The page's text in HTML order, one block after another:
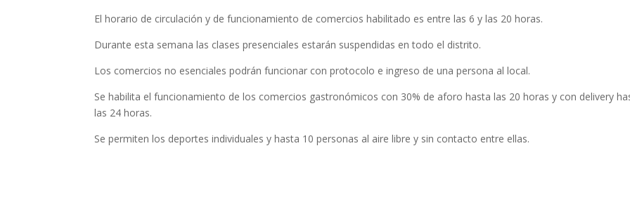
El horario de circulación y de funcionamiento de comercios habilitado es entre las 6 y las 20 horas.
Durante esta semana las clases presenciales estarán suspendidas en todo el distrito.
Los comercios no esenciales podrán funcionar con protocolo e ingreso de una persona al local.
Se habilita el funcionamiento de los comercios gastronómicos con 30% de aforo hasta las 20 horas y con delivery
las 24 horas.
Se permiten los deportes individuales y hasta 10 personas al aire libre y sin contacto entre ellas.